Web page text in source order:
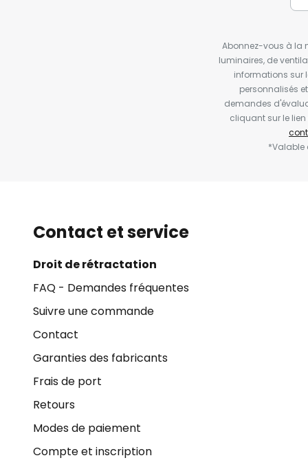
Abonnez-vous à la
luminaires, de
informations sur
personnalisés
demandes
cliquant sur le
*Valable
Contact et service
Droit de rétractation
FAQ - Demandes fréquentes
Suivre une commande
Contact
Garanties des fabricants
Frais de port
Retours
Modes de paiement
Compte et inscription